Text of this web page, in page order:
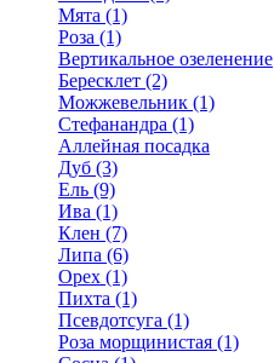
Мята (1)
Роза (1)
Вертикальное озеленение
Бересклет (2)
Можжевельник (1)
Стефанандра (1)
Аллейная посадка
Дуб (3)
Ель (9)
Ива (1)
Клен (7)
Липа (6)
Орех (1)
Пихта (1)
Псевдотсуга (1)
Роза морщинистая (1)